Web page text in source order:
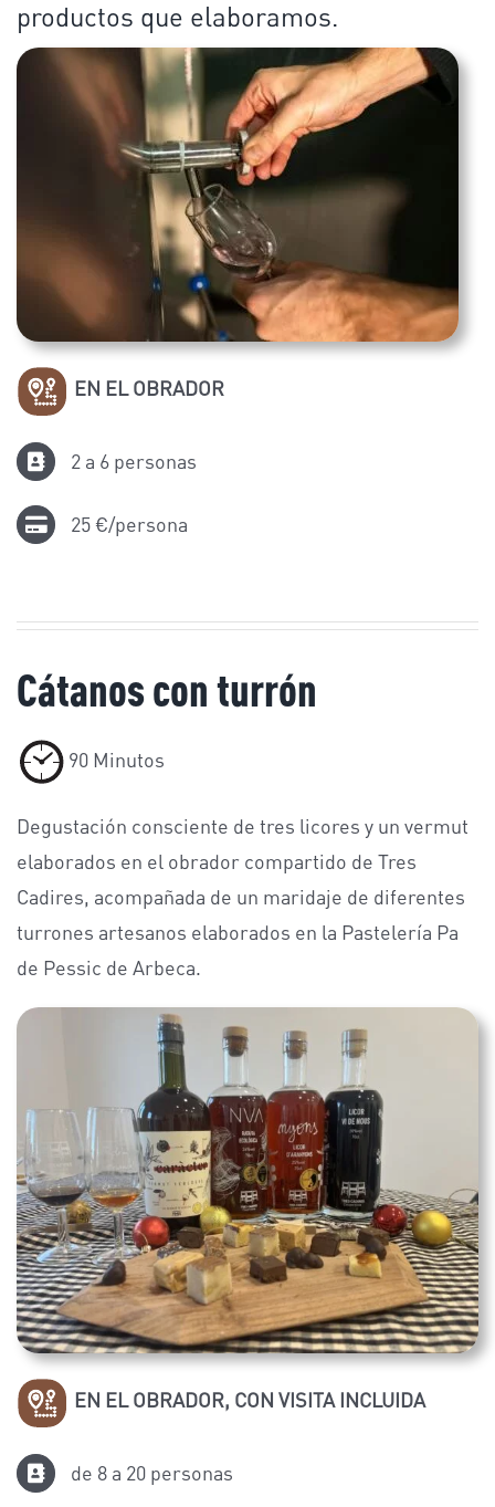
productos que elaboramos.
EN EL OBRADOR
2 a 6 personas
25 €/persona
Cátanos con turrón
90 Minutos
Degustación consciente de tres licores y un vermut
elaborados en el obrador compartido de Tres
Cadires, acompañada de un maridaje de diferentes
turrones artesanos elaborados en la Pastelería Pa
de Pessic de Arbeca.
EN EL OBRADOR, CON VISITA INCLUIDA
de 8 a 20 personas